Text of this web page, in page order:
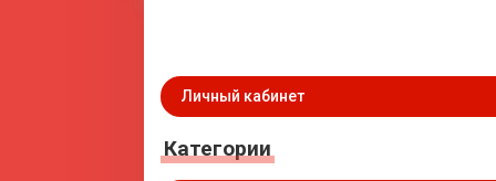
Личный кабинет
Категории